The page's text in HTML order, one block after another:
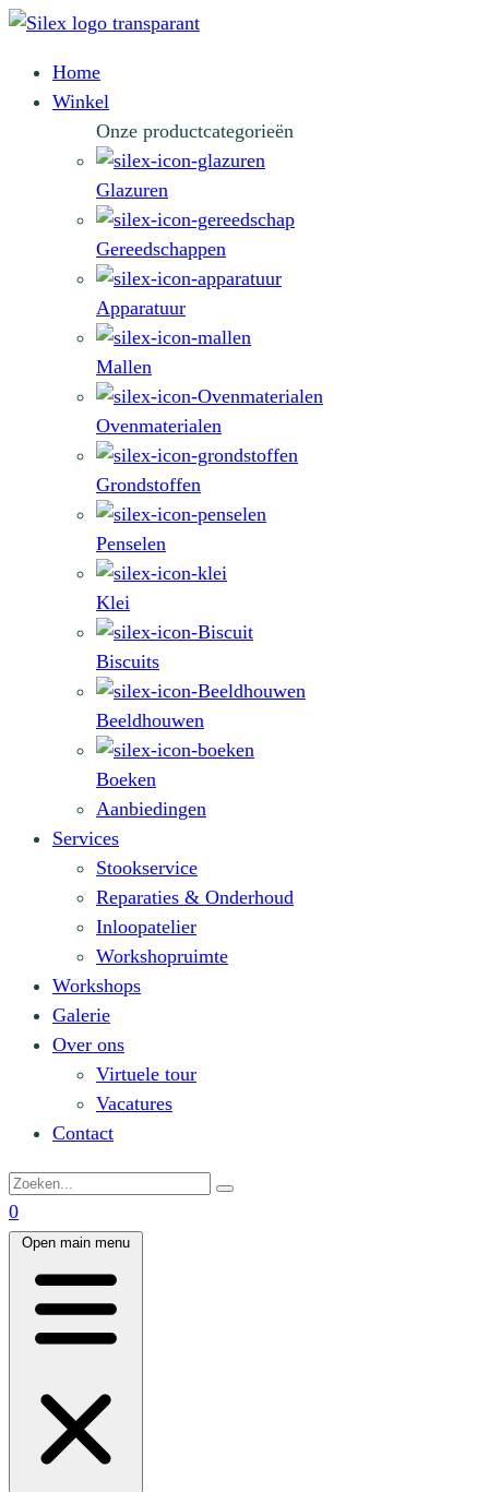
Home
Winkel
Onze productcategorieën
Glazuren
Gereedschappen
Apparatuur
Mallen
Ovenmaterialen
Grondstoffen
Penselen
Klei
Biscuits
Beeldhouwen
Boeken
Aanbiedingen
Services
Stookservice
Reparaties & Onderhoud
Inloopatelier
Workshopruimte
Workshops
Galerie
Over ons
Virtuele tour
Vacatures
Contact
0
Open main menu